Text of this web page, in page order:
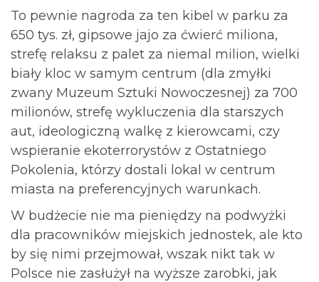
To pewnie nagroda za ten kibel w parku za
650 tys. zł, gipsowe jajo za ćwierć miliona,
strefę relaksu z palet za niemal milion, wielki
biały kloc w samym centrum (dla zmyłki
zwany Muzeum Sztuki Nowoczesnej) za 700
milionów, strefę wykluczenia dla starszych
aut, ideologiczną walkę z kierowcami, czy
wspieranie ekoterrorystów z Ostatniego
Pokolenia, którzy dostali lokal w centrum
miasta na preferencyjnych warunkach.
W budżecie nie ma pieniędzy na podwyżki
dla pracowników miejskich jednostek, ale kto
by się nimi przejmował, wszak nikt tak w
Polsce nie zasłużył na wyższe zarobki, jak